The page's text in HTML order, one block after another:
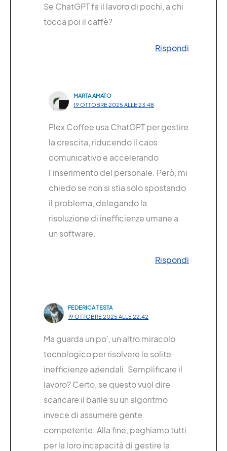
Se ChatGPT fa il lavoro di pochi, a chi
tocca poi il caffè?
Rispondi
MARTA AMATO
19 OTTOBRE 2025 ALLE 23:48
Plex Coffee usa ChatGPT per gestire
la crescita, riducendo il caos
comunicativo e accelerando
l’inserimento del personale. Però, mi
chiedo se non si stia solo spostando
il problema, delegando la
risoluzione di inefficienze umane a
un software.
Rispondi
FEDERICA TESTA
19 OTTOBRE 2025 ALLE 22:42
Ma guarda un po’, un altro miracolo
tecnologico per risolvere le solite
inefficienze aziendali. Semplificare il
lavoro? Certo, se questo vuol dire
scaricare il barile su un algoritmo
invece di assumere gente
competente. Alla fine, paghiamo tutti
per la loro incapacità di gestire la